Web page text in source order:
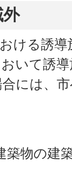
ける誘
いて誘
には、
築物の建